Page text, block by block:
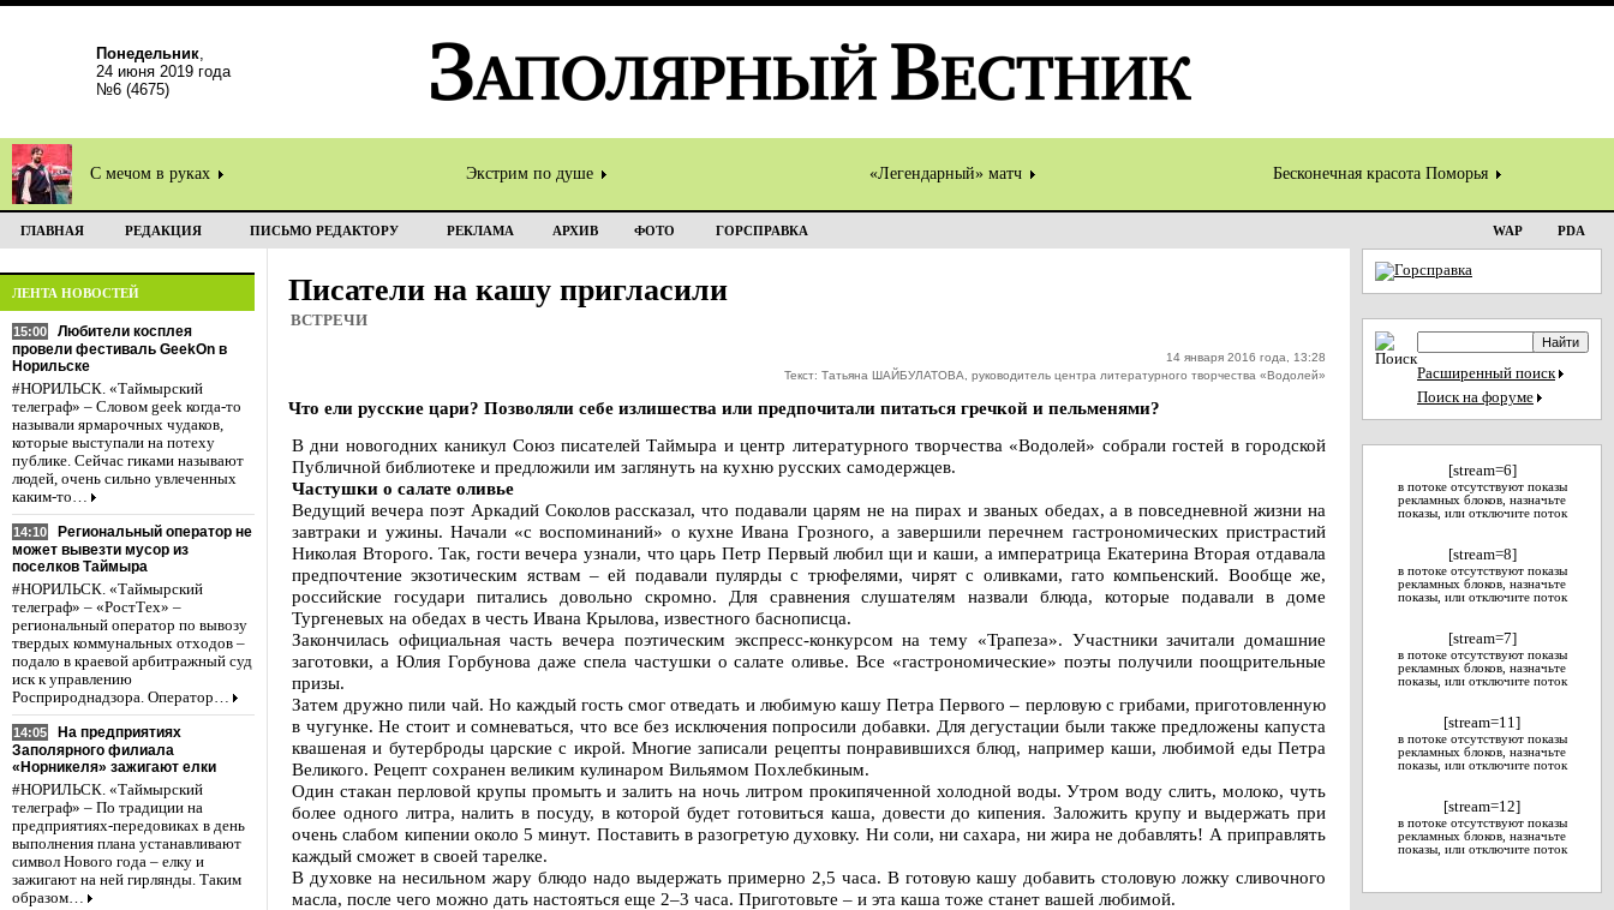
Понедельник,
24 июня 2019 года
№6 (4675)
С мечом в руках Экстрим по душе «Легендарный» матч Бесконечная красота Поморья
ГЛАВНАЯ РЕДАКЦИЯ ПИСЬМО РЕДАКТОРУ РЕКЛАМА АРХИВ ФОТО ГОРСПРАВКА WAP PDA
ЛЕНТА НОВОСТЕЙ
15:00
Любители косплея
провели фестиваль GeekOn в
Норильске
#НОРИЛЬСК. «Таймырский
телеграф» – Словом geek когда-то
называли ярмарочных чудаков,
которые выступали на потеху
публике. Сейчас гиками называют
людей, очень сильно увлеченных
каким-то…
14:10
Региональный оператор не
может вывезти мусор из
поселков Таймыра
#НОРИЛЬСК. «Таймырский
телеграф» – «РостТех» –
региональный оператор по вывозу
твердых коммунальных отходов –
подало в краевой арбитражный суд
иск к управлению
Росприроднадзора. Оператор…
14:05
На предприятиях
Заполярного филиала
«Норникеля» зажигают елки
#НОРИЛЬСК. «Таймырский
телеграф» – По традиции на
предприятиях-передовиках в день
выполнения плана устанавливают
символ Нового года – елку и
зажигают на ней гирлянды. Таким
образом…
Писатели на кашу пригласили
ВСТРЕЧИ
14 января 2016 года, 13:28
Текст: Татьяна ШАЙБУЛАТОВА, руководитель центра литературного творчества «Водолей»
Что ели русские цари? Позволяли себе излишества или предпочитали питаться гречкой и пельменями?
В дни новогодних каникул Союз писателей Таймыра и центр литературного творчества «Водолей» собрали гостей в городской
Публичной библиотеке и предложили им заглянуть на кухню русских самодержцев.
Частушки о салате оливье
Ведущий вечера поэт Аркадий Соколов рассказал, что подавали царям не на пирах и званых обедах, а в повседневной жизни на
завтраки и ужины. Начали «с воспоминаний» о кухне Ивана Грозного, а завершили перечнем гастрономических пристрастий
Николая Второго. Так, гости вечера узнали, что царь Петр Первый любил щи и каши, а императрица Екатерина Вторая отдавала
предпочтение экзотическим яствам – ей подавали пулярды с трюфелями, чирят с оливками, гато компьенский. Вообще же,
российские государи питались довольно скромно. Для сравнения слушателям назвали блюда, которые подавали в доме
Тургеневых на обедах в честь Ивана Крылова, известного баснописца.
Закончилась официальная часть вечера поэтическим экспресс-конкурсом на тему «Трапеза». Участники зачитали домашние
заготовки, а Юлия Горбунова даже спела частушки о салате оливье. Все «гастрономические» поэты получили поощрительные
призы.
Затем дружно пили чай. Но каждый гость смог отведать и любимую кашу Петра Первого – перловую с грибами, приготовленную
в чугунке. Не стоит и сомневаться, что все без исключения попросили добавки. Для дегустации были также предложены капуста
квашеная и бутерброды царские с икрой. Многие записали рецепты понравившихся блюд, например каши, любимой еды Петра
Великого. Рецепт сохранeн великим кулинаром Вильямом Похлeбкиным.
Один стакан перловой крупы промыть и залить на ночь литром прокипяченной холодной воды. Утром воду слить, молоко, чуть
более одного литра, налить в посуду, в которой будет готовиться каша, довести до кипения. Заложить крупу и выдержать при
очень слабом кипении около 5 минут. Поставить в разогретую духовку. Ни соли, ни сахара, ни жира не добавлять! А приправлять
каждый сможет в своей тарелке.
В духовке на несильном жару блюдо надо выдержать примерно 2,5 часа. В готовую кашу добавить столовую ложку сливочного
масла, после чего можно дать настояться еще 2–3 часа. Приготовьте – и эта каша тоже станет вашей любимой.
Расширенный поиск
Поиск на форуме
[stream=6]
в потоке отсутствуют показы
рекламных блоков, назначьте
показы, или отключите поток
[stream=8]
в потоке отсутствуют показы
рекламных блоков, назначьте
показы, или отключите поток
[stream=7]
в потоке отсутствуют показы
рекламных блоков, назначьте
показы, или отключите поток
[stream=11]
в потоке отсутствуют показы
рекламных блоков, назначьте
показы, или отключите поток
[stream=12]
в потоке отсутствуют показы
рекламных блоков, назначьте
показы, или отключите поток